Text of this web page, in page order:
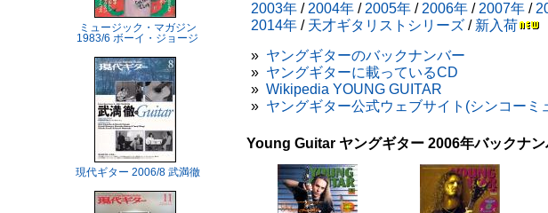
ミュージック・マガジン
1983/6 ボーイ・ジョージ
現代ギター 2006/8 武満徹
2003年 / 2004年 / 2005年 / 2006年 / 2007年 /
2014年 / 天才ギタリストシリーズ / 新入荷
» ヤングギターのバックナンバー
» ヤングギターに載っているCD
» Wikipedia YOUNG GUITAR
» ヤングギター公式ウェブサイト(シンコーミ
Young Guitar ヤングギター 2006年バックナン